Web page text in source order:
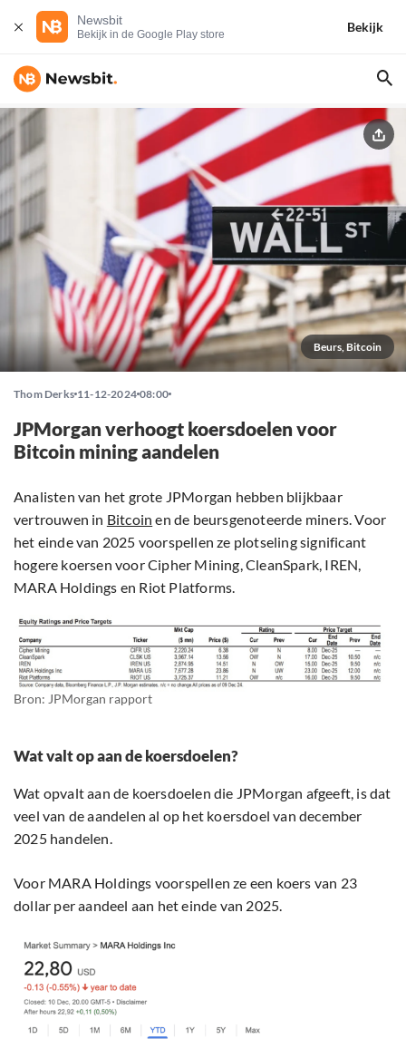
Newsbit
Bekijk in de Google Play store
Bekijk
Beurs, Bitcoin
Thom Derks 11-12-2024 08:00
JPMorgan verhoogt koersdoelen voor
Bitcoin mining aandelen
Analisten van het grote JPMorgan hebben blijkbaar
vertrouwen in Bitcoin en de beursgenoteerde miners. Voor
het einde van 2025 voorspellen ze plotseling significant
hogere koersen voor Cipher Mining, CleanSpark, IREN,
MARA Holdings en Riot Platforms.
Bron: JPMorgan rapport
Wat valt op aan de koersdoelen?
Wat opvalt aan de koersdoelen die JPMorgan afgeeft, is dat
veel van de aandelen al op het koersdoel van december
2025 handelen.
Voor MARA Holdings voorspellen ze een koers van 23
dollar per aandeel aan het einde van 2025.